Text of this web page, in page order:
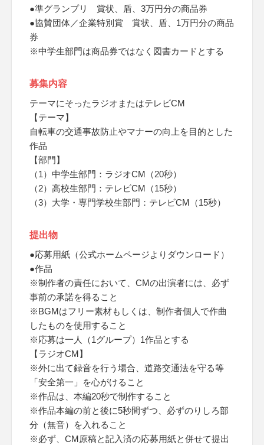
●準グランプリ 賞状、盾、3万円分の商品券
●協賛団体／企業特別賞 賞状、盾、1万円分の商品
券
※中学生部門は商品券ではなく図書カードとする
募集内容
テーマにそったラジオまたはテレビCM
【テーマ】
自転車の交通事故防止やマナーの向上を目的とした
作品
【部門】
（1）中学生部門：ラジオCM（20秒）
（2）高校生部門：テレビCM（15秒）
（3）大学・専門学校生部門：テレビCM（15秒）
提出物
●応募用紙（公式ホームページよりダウンロード）
●作品
※制作者の責任において、CMの出演者には、必ず
事前の承諾を得ること
※BGMはフリー素材もしくは、制作者個人で作曲
したものを使用すること
※応募は一人（1グループ）1作品とする
【ラジオCM】
※外に出て録音を行う場合、道路交通法を守る等
「安全第一」を心がけること
※作品は、本編20秒で制作すること
※作品本編の前と後に5秒間ずつ、必ずのりしろ部
分（無音）を入れること
※必ず、CM原稿と記入済の応募用紙と併せて提出